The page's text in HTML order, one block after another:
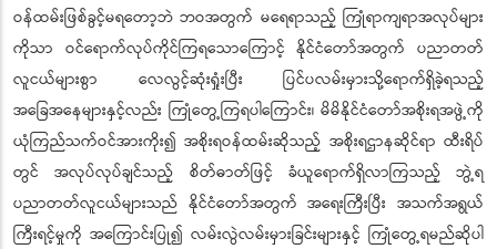
ဝန်ထမ်းဖြစ်ခွင့်မရတော့ဘဲ ဘဝအတွက် မရေရာသည့် ကြုံရာကျရာအလုပ်များ
ကိုသာ ဝင်ရောက်လုပ်ကိုင်ကြရသောကြောင့် နိုင်ငံတော်အတွက် ပညာတတ်
လူငယ်များစွာ လေလွင့်ဆုံးရှုံးပြီး ပြင်ပလမ်းမှားသို့ရောက်ရှိခဲ့ရသည့်
အခြေအနေများနှင့်လည်း ကြုံတွေ့ကြရပါကြောင်း၊ မိမိနိုင်ငံတော်အစိုးရအဖွဲ့ကို
ယုံကြည်သက်ဝင်အားကိုး၍ အစိုးရဝန်ထမ်းဆိုသည့် အစိုးရဌာနဆိုင်ရာ ထီးရိပ်
တွင် အလုပ်လုပ်ချင်သည့် စိတ်ဓာတ်ဖြင့် ခံယူရောက်ရှိလာကြသည့် ဘွဲ့ရ
ပညာတတ်လူငယ်များသည် နိုင်ငံတော်အတွက် အရေးကြီးပြီး အသက်အရွယ်
ကြီးရင့်မှုကို အကြောင်းပြု၍ လမ်းလွဲလမ်းမှားခြင်းများနှင့် ကြုံတွေ့ရမည်ဆိုပါ